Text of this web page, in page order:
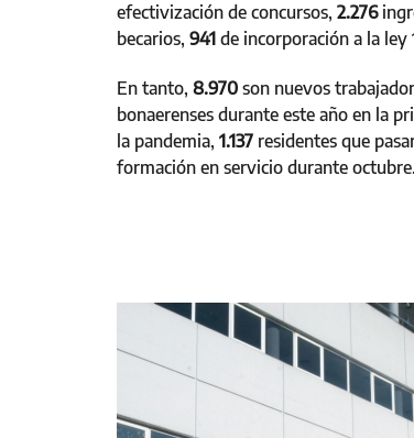
efectivización de concursos, 2.276
becarios, 941 de incorporación a la ley
En tanto, 8.970 son nuevos
bonaerenses durante este año en la
la pandemia, 1.137 residentes que
formación en servicio durante octubre.